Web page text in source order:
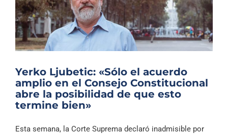
Podcast
Noticias
Columnas
Música Clásica
Yerko Ljubetic: «Sólo el acuerdo
amplio en el Consejo Constitucional
abre la posibilidad de que esto
termine bien»
Esta semana, la Corte Suprema declaró inadmisible por